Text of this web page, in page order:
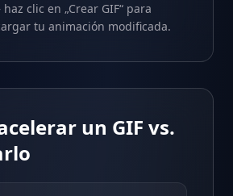
clic en „Crear GIF“ para
tu animación modificada.
un GIF vs.